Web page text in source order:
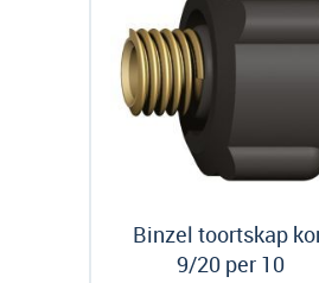
Binzel toortskap
9/20 per 10